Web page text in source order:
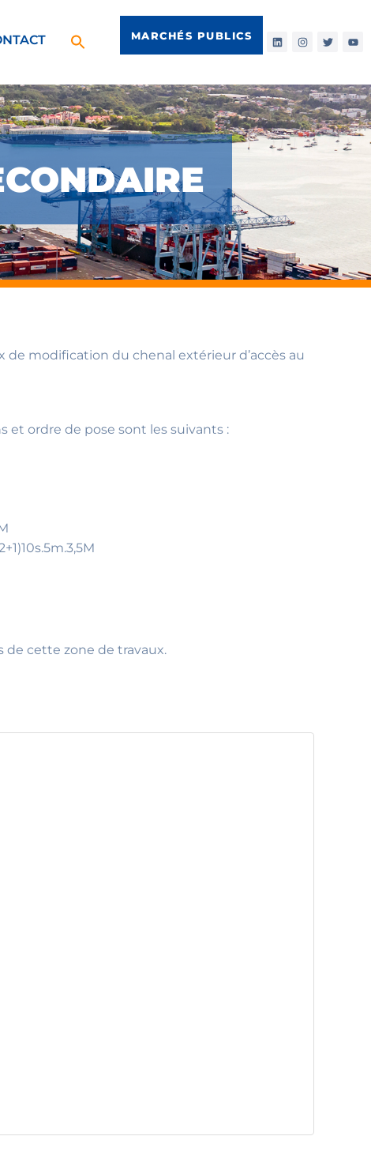
MARCHÉS PUBLICS
de modification du chenal extérieur d’accès au
et ordre de pose sont les suivants :
de cette zone de travaux.